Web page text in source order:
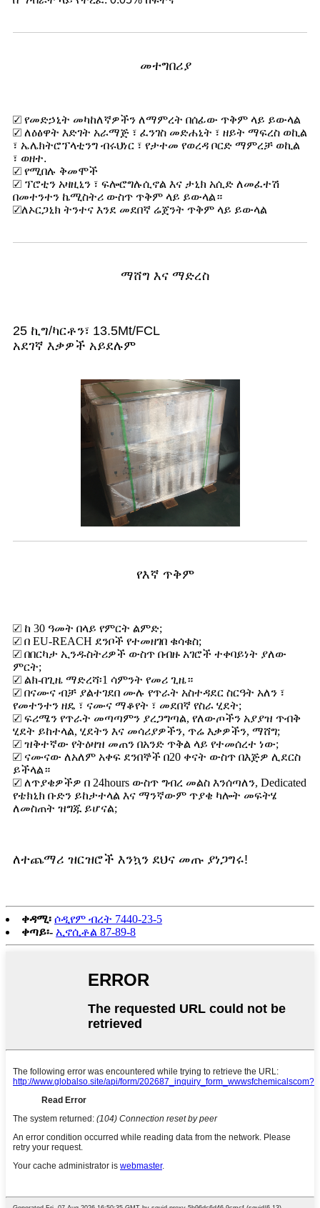
መተግበሪያ
☑ የመድኃኒት መካከለኛዎችን ለማምረት በሰፊው ጥቅም ላይ ይውላል
☑ ለዕፅዋት እድገት አራማጅ ፣ ፈንገስ መድሐኒት ፣ ዘይት ማፍረስ ወኪል
፣ ኤሌክትሮፕላቲንግ ብሩህነር ፣ የታተመ የወረዳ ቦርድ ማምረቻ ወኪል
፣ ወዘተ.
☑ የሚበሉ ቅመሞች
☑ ፕሮቲን አዛዚኒን ፣ ፍሎሮግሉሲኖል እና ታኒክ አሲድ ለመፈተሽ
በመተንተን ኬሚስትሪ ውስጥ ጥቅም ላይ ይውላል።
☑ለኦርጋኒክ ትንተና እንደ መደበኛ ሬጀንት ጥቅም ላይ ይውላል
ማሸግ እና ማድረስ
25 ኪግ/ካርቶን፣ 13.5Mt/FCL
አደገኛ እቃዎች አይደሉም
የእኛ ጥቅም
☑ ከ 30 ዓመት በላይ የምርት ልምድ;
☑ በ EU-REACH ደንቦች የተመዘገበ ቁሳቁስ;
☑ በበርካታ ኢንዱስትሪዎች ውስጥ በብዙ አገሮች ተቀባይነት ያለው
ምርት;
☑ ልክ-በጊዜ ማድረሻ፡1 ሳምንት የመሪ ጊዜ።
☑ በናሙና ብቻ ያልተገደበ ሙሉ የጥራት አስተዳደር ስርዓት አለን ፣
የመተንተን ዘዴ ፣ ናሙና ማቆየት ፣ መደበኛ የስራ ሂደት;
☑ ፍሪሜን የጥራት መጣጣምን ያረጋግጣል, የለውጦችን አያያዝ ጥብቅ
ሂደት ይከተላል, ሂደትን እና መሳሪያዎችን, ጥሬ እቃዎችን, ማሸግ;
☑ ዝቅተኛው የትዕዛዝ መጠን በአንድ ጥቅል ላይ የተመሰረተ ነው;
☑ ናሙናው ለአለም አቀፍ ደንበኞች በ20 ቀናት ውስጥ በእጅዎ ሊደርስ
ይችላል።
☑ ለጥያቄዎችዎ በ 24hours ውስጥ ግብረ መልስ እንሰጣለን, Dedicated
የቴክኒክ ቡድን ይከታተላል እና ማንኛውም ጥያቄ ካሎት መፍትሄ
ለመስጠት ዝግጁ ይሆናል;
ለተጨማሪ ዝርዝሮች እንኳን ደህና መጡ ያነጋግሩ!
ቀዳሚ፡ ሶዲየም ብረት 7440-23-5
ቀጣይ፡- ኢኖሲቶል 87-89-8